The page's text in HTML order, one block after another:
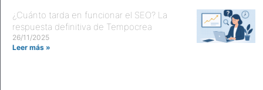
¿Cuánto tarda en funcionar el SEO? La
respuesta definitiva de Tempocrea
26/11/2025
Leer más »